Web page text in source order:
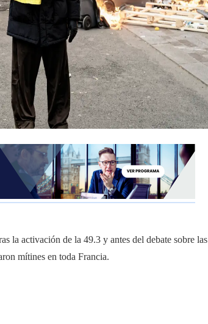
la activación de la 49.3 y antes del debate sobre las
mítines en toda Francia.